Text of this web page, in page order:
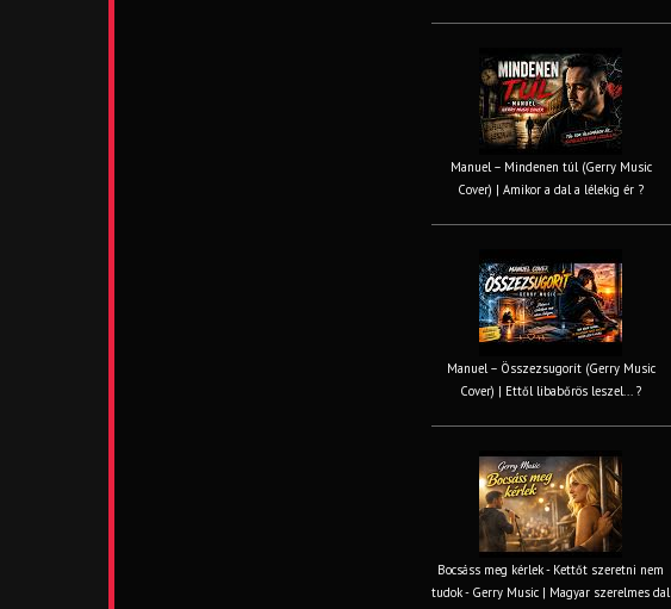
Manuel – Mindenen túl (Gerry Music
Cover) | Amikor a dal a lélekig ér ?
Manuel – Összezsugorít (Gerry Music
Cover) | Ettől libabőrös leszel... ?
Bocsáss meg kérlek - Kettőt szeretni nem
tudok - Gerry Music | Magyar szerelmes dal